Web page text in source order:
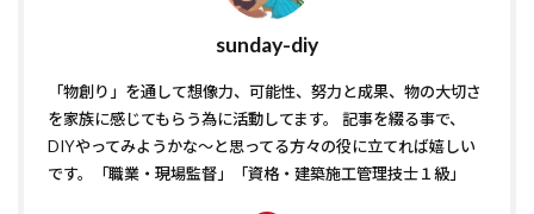
sunday-diy
「物創り」を通して想像力、可能性、努力と成果、物の大切さ
を家族に感じてもらう為に活動してます。 記事を綴る事で、
DIYやってみようかな〜と思ってる方々の役に立てれば嬉しい
です。「職業・現場監督」「資格・建築施工管理技士１級」